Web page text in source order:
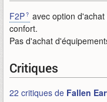
F2P
avec option
confort.
Pas d'achat
Critiques
22 critiques de Fallen